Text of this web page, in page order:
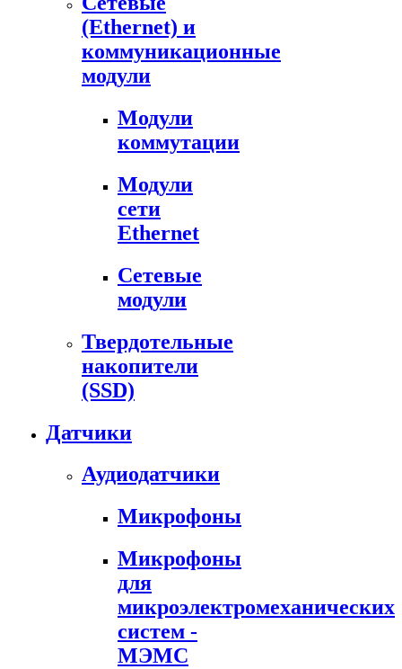
(Ethernet) и
коммуникационные
модули
Модули
коммутации
Модули
сети
Ethernet
Сетевые
модули
Твердотельные
накопители
(SSD)
Датчики
Аудиодатчики
Микрофоны
Микрофоны
для
микроэлектромеханических
систем -
МЭМС